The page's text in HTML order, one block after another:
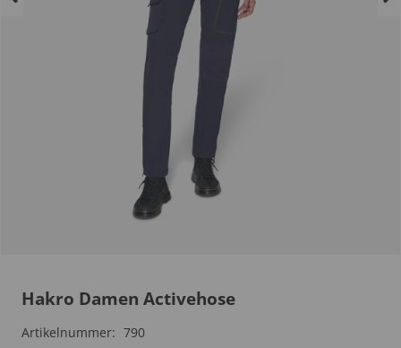
Hakro Damen Activehose
Artikelnummer: 790